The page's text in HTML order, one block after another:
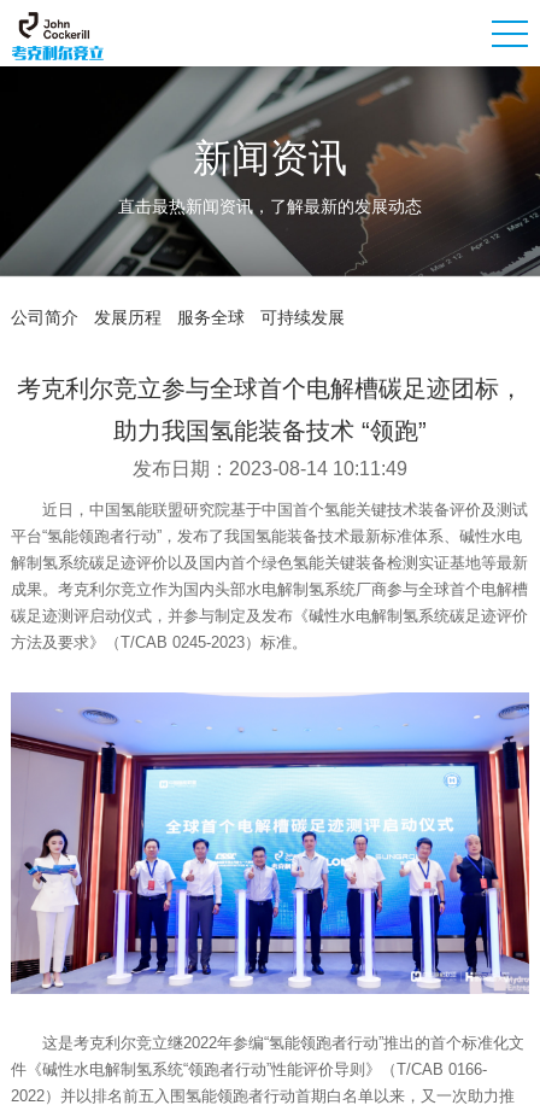
新闻资讯
直击最热新闻资讯，了解最新的发展动态
公司简介 发展历程 服务全球 可持续发展
考克利尔竞立参与全球首个电解槽碳足迹团标，
助力我国氢能装备技术 “领跑”
发布日期：2023-08-14 10:11:49
近日，中国氢能联盟研究院基于中国首个氢能关键技术装备评价及测试
平台“氢能领跑者行动”，发布了我国氢能装备技术最新标准体系、碱性水电
解制氢系统碳足迹评价以及国内首个绿色氢能关键装备检测实证基地等最新
成果。考克利尔竞立作为国内头部水电解制氢系统厂商参与全球首个电解槽
碳足迹测评启动仪式，并参与制定及发布《碱性水电解制氢系统碳足迹评价
方法及要求》（T/CAB 0245-2023）标准。
这是考克利尔竞立继2022年参编“氢能领跑者行动”推出的首个标准化文
件《碱性水电解制氢系统“领跑者行动”性能评价导则》（T/CAB 0166-
2022）并以排名前五入围氢能领跑者行动首期白名单以来，又一次助力推